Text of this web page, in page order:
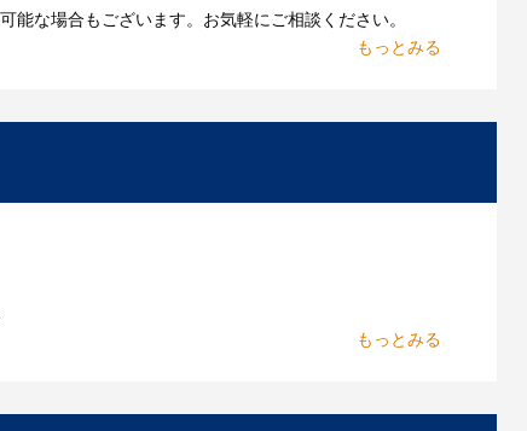
な場合もございます。お気軽にご相談ください。